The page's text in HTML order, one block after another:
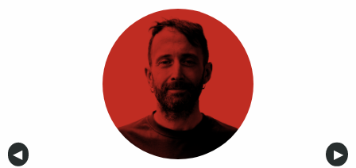
Anterior
◀︎ ▶︎